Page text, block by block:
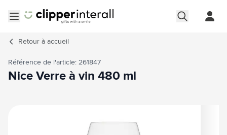
Retour à accueil
Référence de l'article: 261847
Nice Verre à vin 480 ml